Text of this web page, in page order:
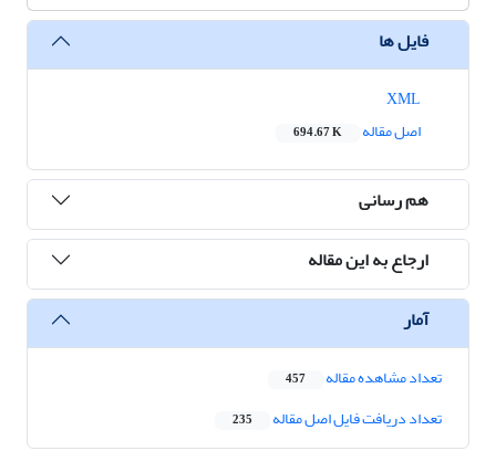
فایل ها
اصل مقاله
694.67 K
هم رسانی
ارجاع به این مقاله
آمار
تعداد مشاهده مقاله 457
تعداد دریافت فایل اصل مقاله 235